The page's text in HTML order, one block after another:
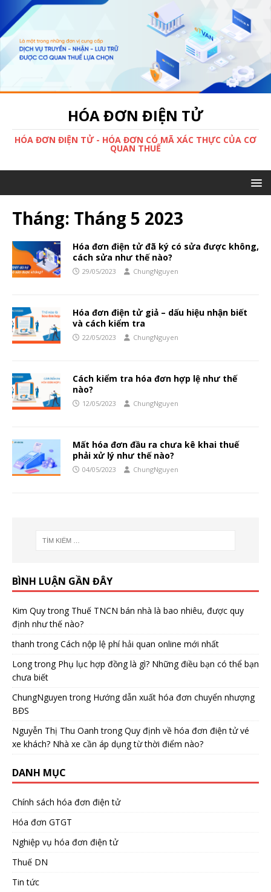
HÓA ĐƠN ĐIỆN TỬ
HÓA ĐƠN ĐIỆN TỬ - HÓA ĐƠN CÓ MÃ XÁC THỰC CỦA CƠ
QUAN THUẾ
Tháng: Tháng 5 2023
Hóa đơn điện tử đã ký có sửa được không,
cách sửa như thế nào?
29/05/2023 ChungNguyen
Hóa đơn điện tử giả – dấu hiệu nhận biết
và cách kiểm tra
22/05/2023 ChungNguyen
Cách kiểm tra hóa đơn hợp lệ như thế
nào?
12/05/2023 ChungNguyen
Mất hóa đơn đầu ra chưa kê khai thuế
phải xử lý như thế nào?
04/05/2023 ChungNguyen
BÌNH LUẬN GẦN ĐÂY
Kim Quytrong Thuế TNCN bán nhà là bao nhiêu, được quy
định như thế nào?
thanh trongCách nộp lệ phí hải quan online mới nhất
Longtrong Phụ lục hợp đồng là gì? Những điều bạn có thể bạn
chưa biết
ChungNguyen trong Hướng dẫn xuất hóa đơn chuyển nhượng
BĐS
Nguyễn Thị Thu Oanh trongQuy định về hóa đơn điện tử vé
xe khách? Nhà xe cần áp dụng từ thời điểm nào?
DANH MỤC
Chính sách hóa đơn điện tử
Hóa đơn GTGT
Nghiệp vụ hóa đơn điện tử
Thuế DN
Tin tức